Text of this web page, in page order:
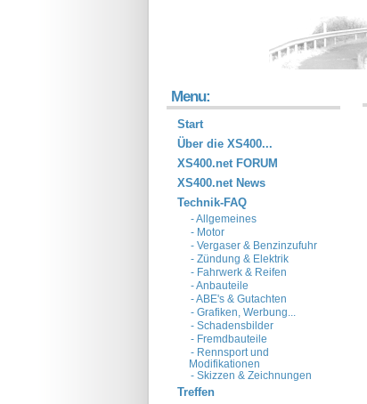
Menu:
Start
Über die XS400...
XS400.net FORUM
XS400.net News
Technik-FAQ
- Allgemeines
- Motor
- Vergaser & Benzinzufuhr
- Zündung & Elektrik
- Fahrwerk & Reifen
- Anbauteile
- ABE's & Gutachten
- Grafiken, Werbung...
- Schadensbilder
- Fremdbauteile
- Rennsport und
Modifikationen
- Skizzen & Zeichnungen
Treffen